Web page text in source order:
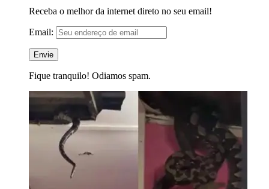
Receba o melhor da internet direto no seu email!
Email:
Fique tranquilo! Odiamos spam.